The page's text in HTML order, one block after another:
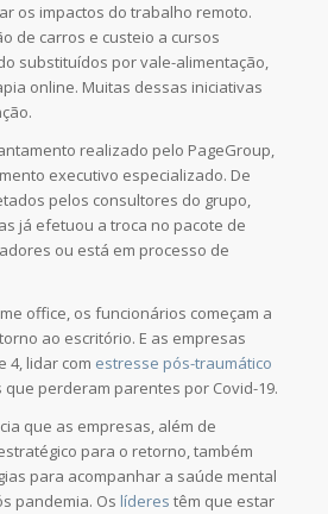
os impactos do trabalho remoto.
de carros e custeio a cursos
substituídos por vale-alimentação,
online. Muitas dessas iniciativas
realizado pelo PageGroup,
executivo especializado. De
pelos consultores do grupo,
já efetuou a troca no pacote de
ou está em processo de
office, os funcionários começam a
ao escritório. E as empresas
4, lidar com estresse pós-traumático
perderam parentes por Covid-19.
que as empresas, além de
para o retorno, também
para acompanhar a saúde mental
pandemia. Os líderes têm que estar